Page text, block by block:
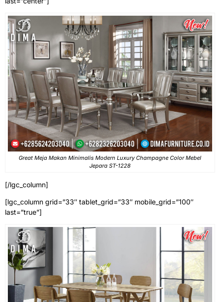
Great Meja Makan Minimalis Modern Luxury Champagne Color Mebel
Jepara ST-1228
[/lgc_column]
[lgc_column grid=”33″ tablet_grid=”33″ mobile_grid=”100″
last=”true”]